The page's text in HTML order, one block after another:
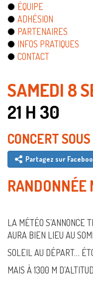
ÉQUIPE
ADHÉSION
PARTENAIRES
INFOS PRATIQUES
CONTACT
SAMEDI 8
21 H 30
CONCERT
Partagez sur
RANDONNÉE
LA MÉTÉO S’ANNONCE
AURA BIEN LIEU AU
SOLEIL AU DÉPART…
MAIS À 1300 M